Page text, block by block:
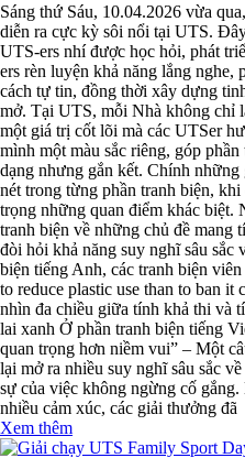
Sáng thứ Sáu, 10.04.2026 vừa
diễn ra cực kỳ sôi nổi tại UTS.
UTS-ers nhí được học hỏi, phát
ers rèn luyện khả năng lắng nghe,
cách tự tin, đồng thời xây dựng
mở. Tại UTS, mỗi Nhà không chỉ
một giá trị cốt lõi mà các UTSer
mình một màu sắc riêng, góp
dạng nhưng gắn kết. Chính
nét trong từng phần tranh biện,
trọng những quan điểm khác biệt.
tranh biện về những chủ đề mang
đòi hỏi khả năng suy nghĩ sâu sắc
biện tiếng Anh, các tranh biện
to reduce plastic use than to ban
nhìn đa chiều giữa tính khả thi và
lai xanh Ở phần tranh biện tiếng
quan trọng hơn niềm vui” – Một
lại mở ra nhiều suy nghĩ sâu sắc
sự của việc không ngừng cố
nhiều cảm xúc, các giải thưởng đã
Xem thêm